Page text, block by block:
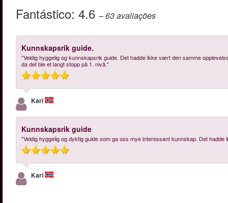
Fantástico: 4.6 – 63avaliações
Kunnskapsrik guide.
"Veldig hyggelig og kunnskapsrik guide. Det hadde ikke vært den samme
da det ble et langt stopp på 1. nivå."
Kari
Kunnskapsrik guide
"Veldig hyggelig og dyktig guide som ga oss mye interessant kunnskap. Det
Kari